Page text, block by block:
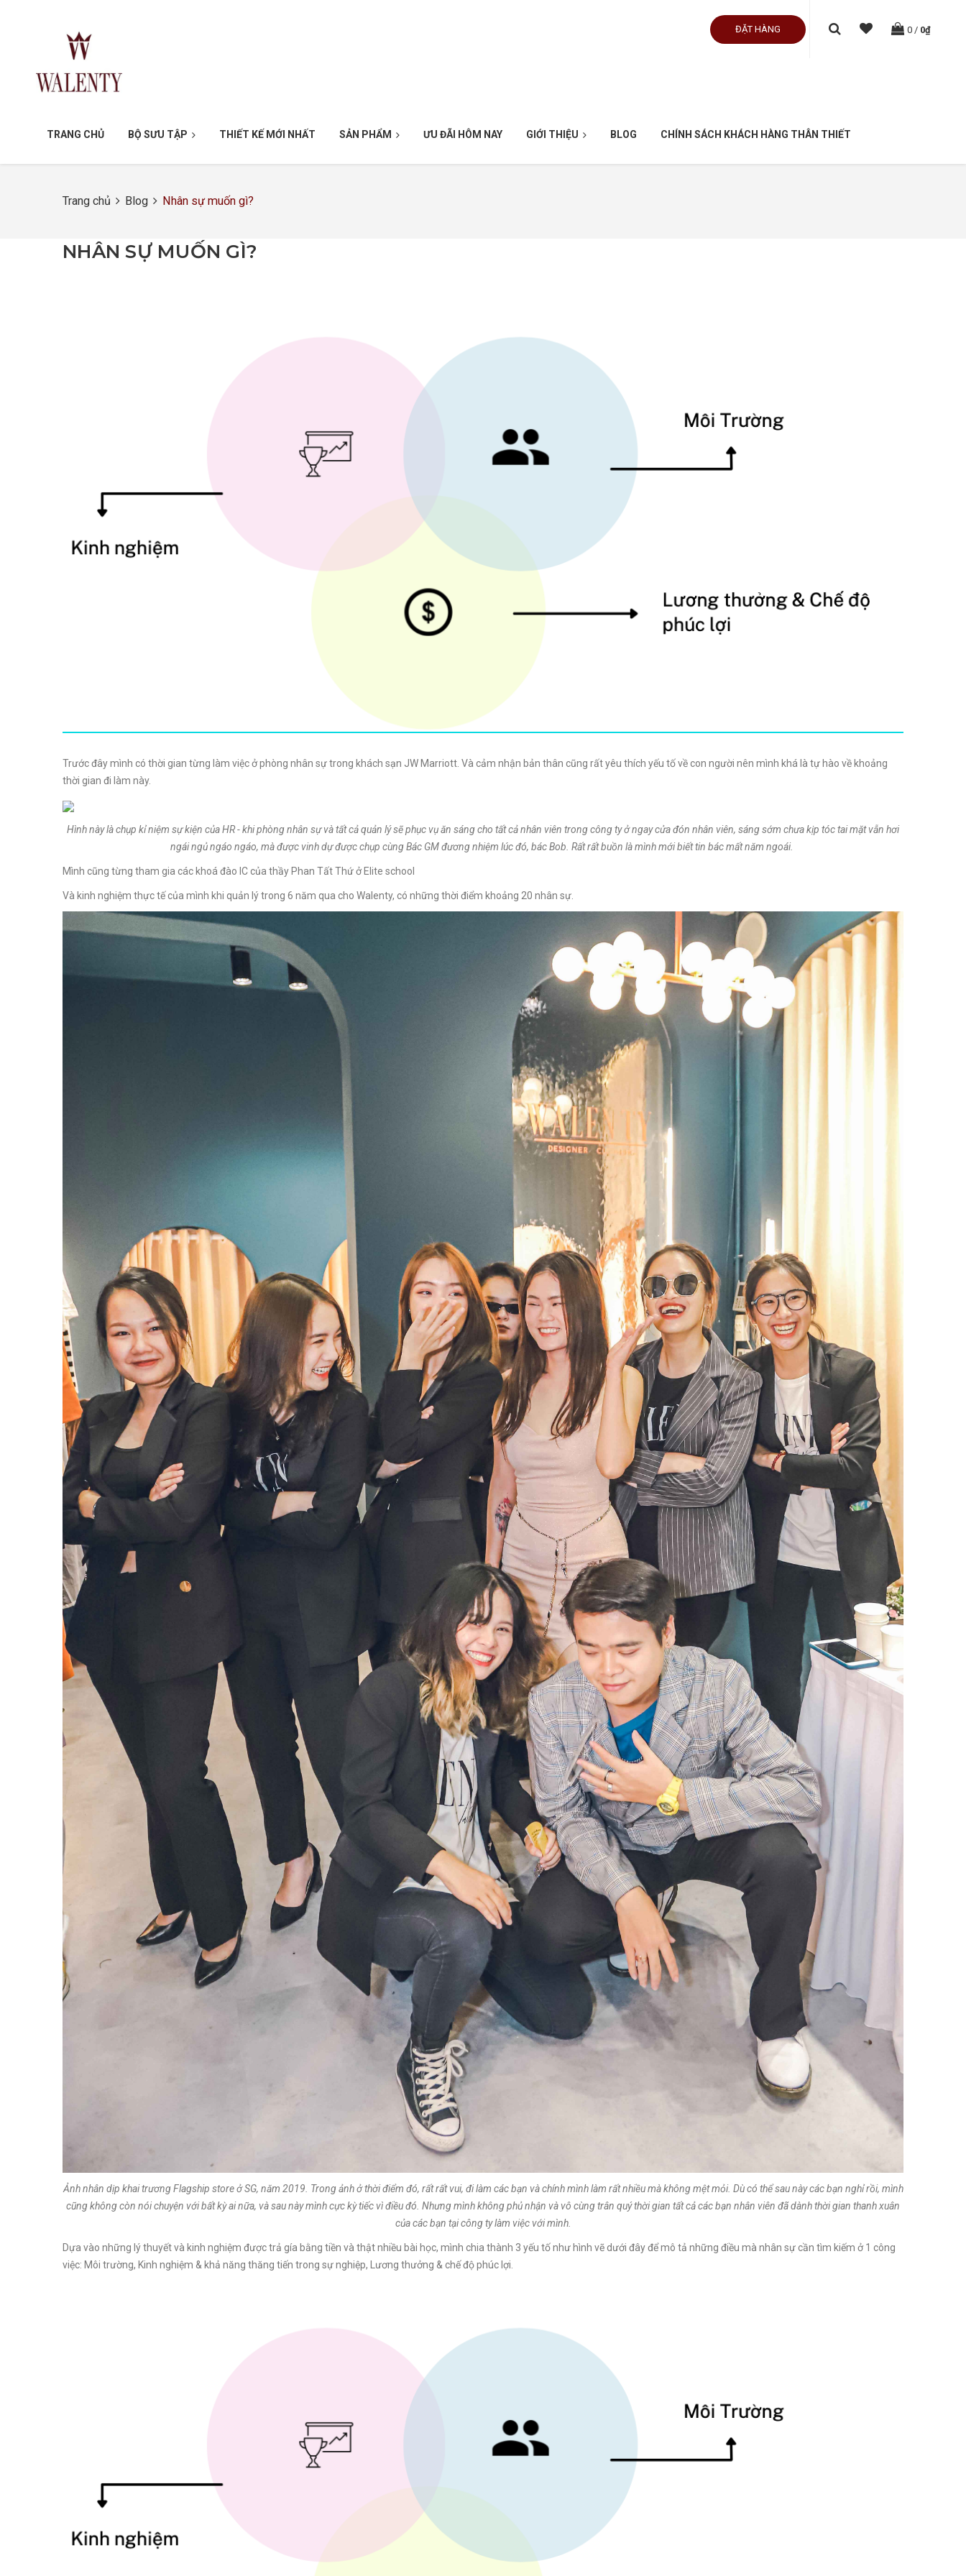
ĐẶT HÀNG 0 / 0₫
TRANG CHỦ BỘ SƯU TẬP THIẾT KẾ MỚI NHẤT SẢN PHẨM ƯU ĐÃI HÔM NAY GIỚI THIỆU BLOG CHÍNH SÁCH KHÁCH HÀNG THÂN THIẾT
Trang chủ Blog Nhân sự muốn gì?
NHÂN SỰ MUỐN GÌ?
Trước đây mình có thời gian từng làm việc ở phòng nhân sự trong khách sạn JW Marriott. Và cảm nhận bản thân cũng rất yêu thích yếu tố về con người nên mình khá là tự hào về khoảng
thời gian đi làm này.
Hình này là chụp kỉ niệm sự kiện của HR - khi phòng nhân sự và tất cả quản lý sẽ phục vụ ăn sáng cho tất cả nhân viên trong công ty ở ngay cửa đón nhân viên, sáng sớm chưa kịp tóc tai mặt vẫn hơi
ngái ngủ ngáo ngáo, mà được vinh dự được chụp cùng Bác GM đương nhiệm lúc đó, bác Bob. Rất rất buồn là mình mới biết tin bác mất năm ngoái.
Mình cũng từng tham gia các khoá đào IC của thầy Phan Tất Thứ ở Elite school
Và kinh nghiệm thực tế của mình khi quản lý trong 6 năm qua cho Walenty, có những thời điểm khoảng 20 nhân sự.
Ảnh nhân dịp khai trương Flagship store ở SG, năm 2019. Trong ảnh ở thời điểm đó, rất rất vui, đi làm các bạn và chính mình làm rất nhiều mà không mệt mỏi. Dù có thể sau này các bạn nghỉ rồi, mình
cũng không còn nói chuyện với bất kỳ ai nữa, và sau này mình cực kỳ tiếc vì điều đó. Nhưng mình không phủ nhận và vô cùng trân quý thời gian tất cả các bạn nhân viên đã dành thời gian thanh xuân
của các bạn tại công ty làm việc với mình.
Dựa vào những lý thuyết và kinh nghiệm được trả gía bằng tiền và thật nhiều bài học, mình chia thành 3 yếu tố như hình vẽ dưới đây để mô tả những điều mà nhân sự cần tìm kiếm ở 1 công
việc: Môi trường, Kinh nghiệm & khả năng thăng tiến trong sự nghiệp, Lương thưởng & chế độ phúc lợi.